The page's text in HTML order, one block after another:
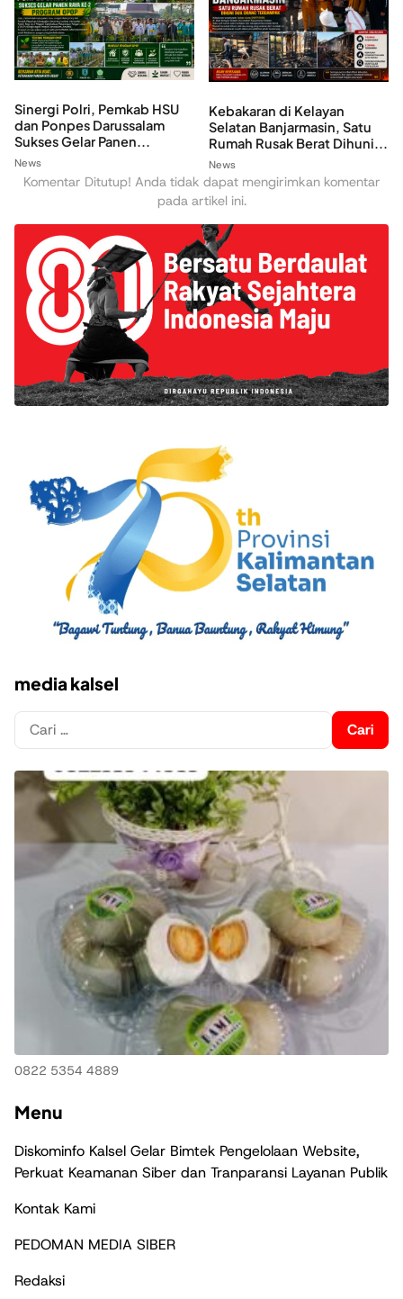
Sinergi Polri, Pemkab HSU
dan Ponpes Darussalam
Sukses Gelar Panen...
News
Kebakaran di Kelayan
Selatan Banjarmasin, Satu
Rumah Rusak Berat Dihuni...
News
Komentar Ditutup! Anda tidak dapat mengirimkan komentar
pada artikel ini.
media kalsel
Cari
untuk:
0822 5354 4889
Menu
Diskominfo Kalsel Gelar Bimtek Pengelolaan Website,
Perkuat Keamanan Siber dan Tranparansi Layanan Publik
Kontak Kami
PEDOMAN MEDIA SIBER
Redaksi